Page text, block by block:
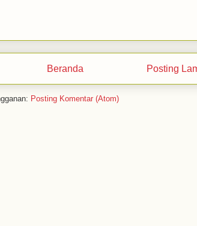
Posting
Beranda
Posting Komentar (Atom)